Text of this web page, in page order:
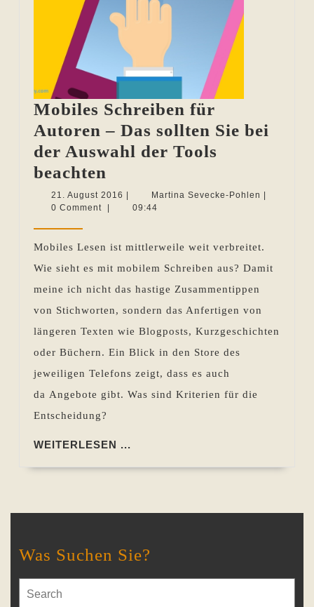
Mobiles Schreiben für
Autoren – Das sollten Sie bei
der Auswahl der Tools
beachten
Schreiben
für
–
Das
sollten
Sie
bei
der
Auswahl
der
beachten
21. August 2016 21.
August
Martina Sevecke-Pohlen Martina
0 Comment
09:44
Mobiles Lesen ist mittlerweile weit verbreitet.
Wie sieht es mit mobilem Schreiben aus? Damit
meine ich nicht das hastige Zusammentippen
von Stichworten, sondern das Anfertigen von
längeren Texten wie Blogposts, Kurzgeschichten
oder Büchern. Ein Blick in den Store des
jeweiligen Telefons zeigt, dass es auch
da Angebote gibt. Was sind Kriterien für die
Entscheidung?
WEITERLESEN ...
Was Suchen Sie?
for: